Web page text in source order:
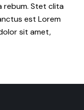
rebum. Stet clita
est Lorem
sit amet,